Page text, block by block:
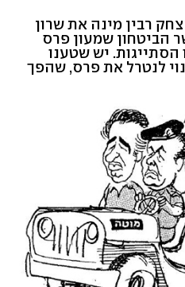
רבין מינה את שרון
הביטחון שמעון פרס
הסתייגות. יש שטענו
לנטרל את פרס, שהפך